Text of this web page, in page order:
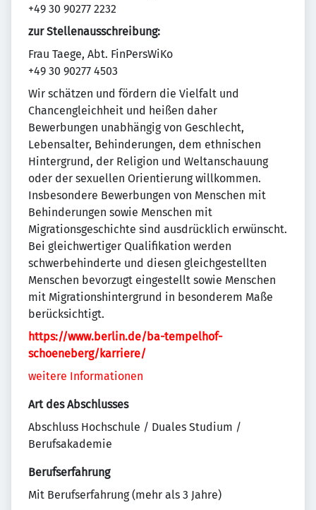
+49 30 90277 2232
zur Stellenausschreibung:
Frau Taege, Abt. FinPersWiKo
+49 30 90277 4503
Wir schätzen und fördern die Vielfalt und
Chancengleichheit und heißen daher
Bewerbungen unabhängig von Geschlecht,
Lebensalter, Behinderungen, dem ethnischen
Hintergrund, der Religion und Weltanschauung
oder der sexuellen Orientierung willkommen.
Insbesondere Bewerbungen von Menschen mit
Behinderungen sowie Menschen mit
Migrationsgeschichte sind ausdrücklich erwünscht.
Bei gleichwertiger Qualifikation werden
schwerbehinderte und diesen gleichgestellten
Menschen bevorzugt eingestellt sowie Menschen
mit Migrationshintergrund in besonderem Maße
berücksichtigt.
https://www.berlin.de/ba-tempelhof-
schoeneberg/karriere/
weitere Informationen
Art des Abschlusses
Abschluss Hochschule / Duales Studium /
Berufsakademie
Berufserfahrung
Mit Berufserfahrung (mehr als 3 Jahre)